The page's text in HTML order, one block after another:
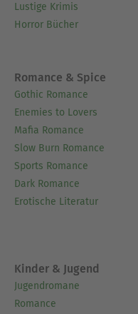
Lustige Krimis
Horror Bücher
Romance & Spice
Gothic Romance
Enemies to Lovers
Mafia Romance
Slow Burn Romance
Sports Romance
Dark Romance
Erotische Literatur
Kinder & Jugend
Jugendromane
Romance